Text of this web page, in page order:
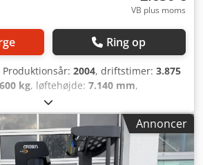
VB plus moms
Ring op
Produktionsår: 2004, driftstimer: 3.875
kg, løftehøjde: 7.140 mm,
, mastetype:
mm, tomvægt:3.700 kg,
km, Trevejs-maststablertruck
Agsy R Adgexekr Byggeår: 2004
1.600 kg Maksimal løftehøjde:
Annoncer